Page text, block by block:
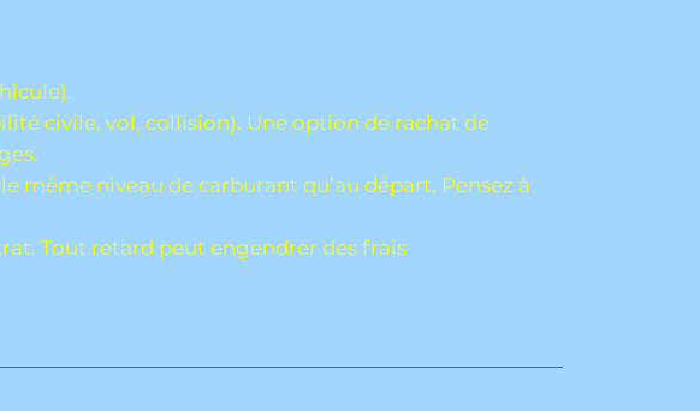
civile, vol, collision). Une option de rachat de
même niveau de carburant qu’au départ. Pensez à
Tout retard peut engendrer des frais